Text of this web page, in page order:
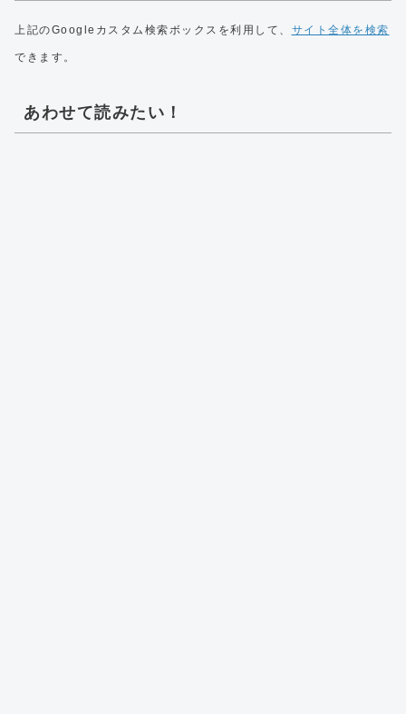
上記のGoogleカスタム検索ボックスを利用して、 サイト全体を検索
できます。
あわせて読みたい！